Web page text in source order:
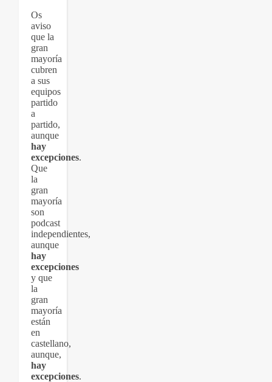
Os
aviso
que la
gran
mayoría
cubren
a sus
equipos
partido
a
partido,
aunque
hay
excepciones.
Que
la
gran
mayoría
son
podcast
independientes,
aunque
hay
excepciones
y que
la
gran
mayoría
están
en
castellano,
aunque,
hay
excepciones.